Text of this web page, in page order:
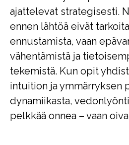
ajattelevat strategisesti.
ennen lähtöä eivät
ennustamista, vaan
vähentämistä ja
tekemistä. Kun opit
intuition ja ymmärryksen
dynamiikasta,
pelkkää onnea – vaan